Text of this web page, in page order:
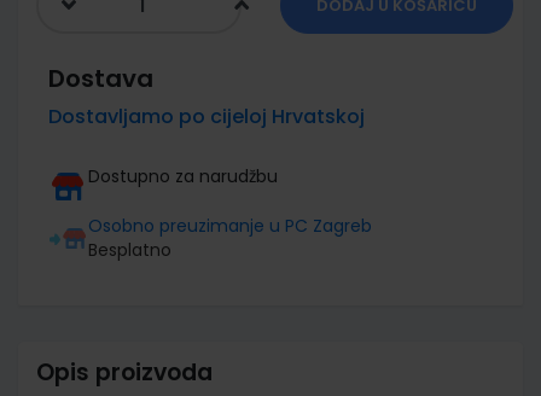
DODAJ U KOŠARICU
Dostava
Dostavljamo po cijeloj Hrvatskoj
Dostupno za narudžbu
Osobno preuzimanje u PC Zagreb
Besplatno
Opis proizvoda